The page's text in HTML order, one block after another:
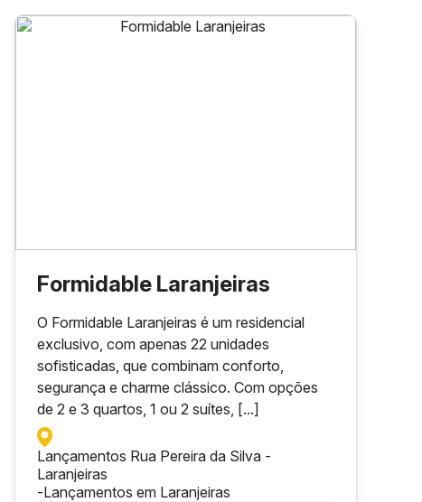
Formidable Laranjeiras
O Formidable Laranjeiras é um residencial
exclusivo, com apenas 22 unidades
sofisticadas, que combinam conforto,
segurança e charme clássico. Com opções
de 2 e 3 quartos, 1 ou 2 suítes, [...]
Lançamentos Rua Pereira da Silva -
Laranjeiras
-Lançamentos em Laranjeiras